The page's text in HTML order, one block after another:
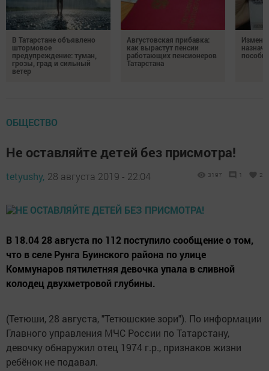
В Татарстане объявлено
штормовое
предупреждение: туман,
грозы, град и сильный
ветер
Августовская прибавка:
как вырастут пенсии
работающих пенсионеров
Татарстана
ОБЩЕСТВО
Не оставляйте детей без присмотра!
tetyushy, 28 августа 2019 - 22:04 3197 1 2
В 18.04 28 августа по 112 поступило сообщение о том,
что в селе Рунга Буинского района по улице
Коммунаров пятилетняя девочка упала в сливной
колодец двухметровой глубины.
(Тетюши, 28 августа, "Тетюшские зори"). По информации
Главного управления МЧС России по Татарстану,
девочку обнаружил отец 1974 г.р., признаков жизни
ребёнок не подавал.